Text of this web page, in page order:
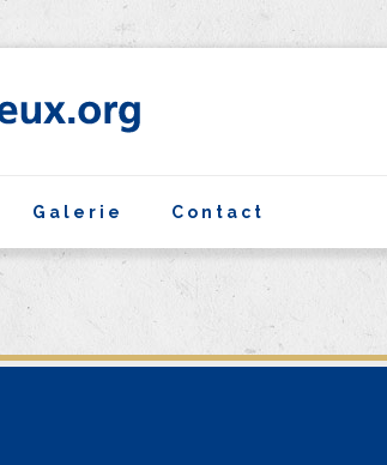
Galerie Contact